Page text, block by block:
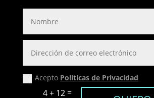
Acepto Políticas de Privacidad
4 + 12 =